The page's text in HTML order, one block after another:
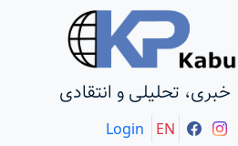
خبری، تحلیلی و انتقادی
Login EN